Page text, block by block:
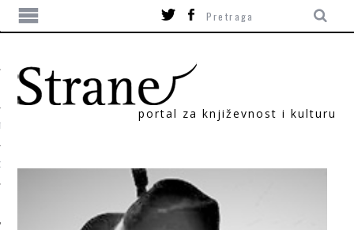
portal za književnost i kulturu